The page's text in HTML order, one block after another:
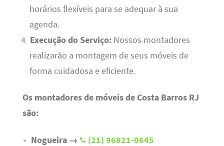
horários flexíveis para se adequar à sua
agenda.
Execução do Serviço: Nossos montadores
realizarão a montagem de seus móveis de
forma cuidadosa e eficiente.
Os montadores de móveis de Costa Barros RJ
são:
Nogueira →
(21) 96821-0645